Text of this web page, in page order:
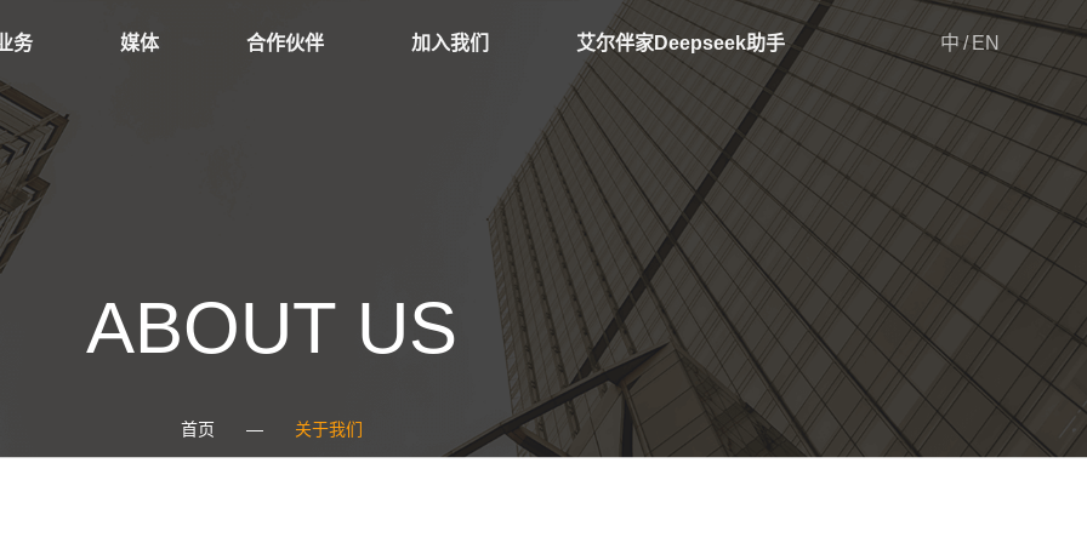
务 媒体 合作伙伴 加入我们 艾尔伴家Deepseek助手 中 / EN
ABOUT US
首页 — 关于我们